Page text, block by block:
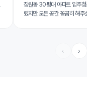
잠원동 30평대 아파트 입주청소 신청
렸지만 모든 공간 꼼꼼히 해주셨어요.
‹ ›